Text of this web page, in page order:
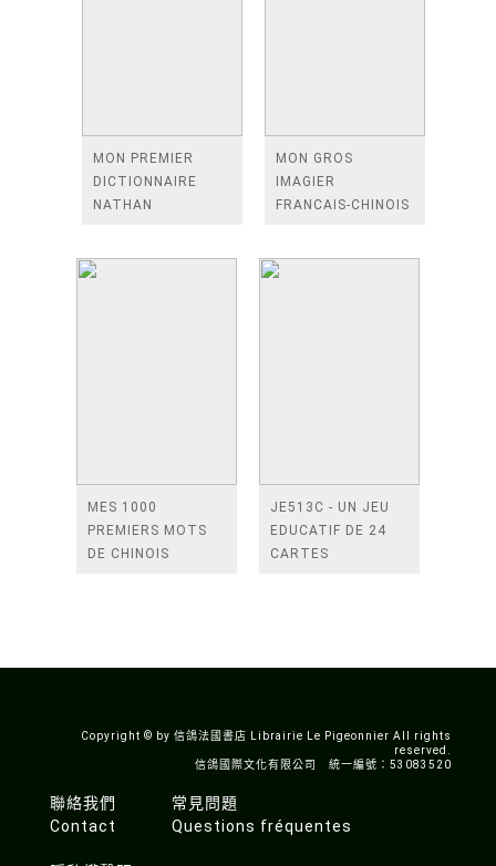
MON PREMIER
DICTIONNAIRE
NATHAN
MON GROS
IMAGIER
FRANCAIS-CHINOIS
MES 1000
PREMIERS MOTS
DE CHINOIS
JE513C - UN JEU
EDUCATIF DE 24
CARTES
Copyright © by 信鴿法國書店 Librairie Le Pigeonnier All rights
reserved.
信鴿國際文化有限公司 統一編號：53083520
聯絡我們
Contact
常見問題
Questions fréquentes